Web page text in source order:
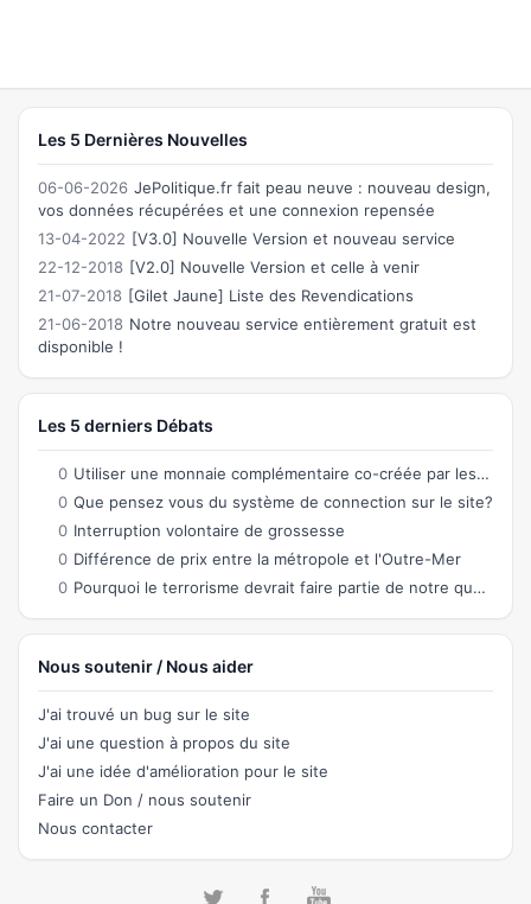
Les 5 Dernières Nouvelles
06-06-2026 JePolitique.fr fait peau neuve : nouveau design,
vos données récupérées et une connexion repensée
13-04-2022 [V3.0] Nouvelle Version et nouveau service
22-12-2018 [V2.0] Nouvelle Version et celle à venir
21-07-2018 [Gilet Jaune] Liste des Revendications
21-06-2018 Notre nouveau service entièrement gratuit est
disponible !
Les 5 derniers Débats
0 Utiliser une monnaie complémentaire co-créée par les citoyens permettant des échanges
0 Que pensez vous du système de connection sur le site?
0 Interruption volontaire de grossesse
0 Différence de prix entre la métropole et l'Outre-Mer
0 Pourquoi le terrorisme devrait faire partie de notre quotidien ?
Nous soutenir / Nous aider
J'ai trouvé un bug sur le site
J'ai une question à propos du site
J'ai une idée d'amélioration pour le site
Faire un Don / nous soutenir
Nous contacter